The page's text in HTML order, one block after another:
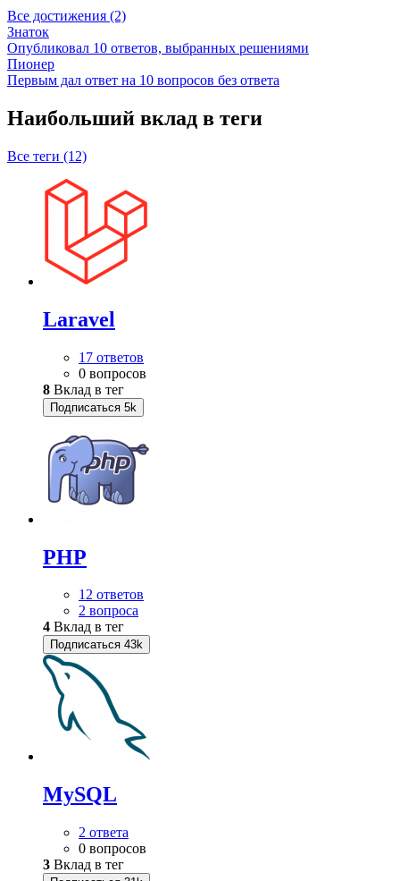
Все достижения (2)
Знаток
Опубликовал 10 ответов, выбранных решениями
Пионер
Первым дал ответ на 10 вопросов без ответа
Наибольший вклад в теги
Все теги (12)
Laravel
17 ответов
0 вопросов
8 Вклад в тег
Подписаться 5k
PHP
12 ответов
2 вопроса
4 Вклад в тег
Подписаться 43k
MySQL
2 ответа
0 вопросов
3 Вклад в тег